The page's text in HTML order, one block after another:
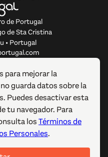
de Portugal
de Sta Cristina
• Portugal
para mejorar la
guarda datos sobre la
Puedes desactivar esta
tu navegador. Para
losTérminos de
Personales.